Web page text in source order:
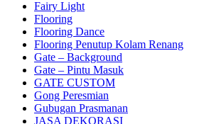
Fairy Light
Flooring
Flooring Dance
Flooring Penutup Kolam Renang
Gate – Background
Gate – Pintu Masuk
GATE CUSTOM
Gong Peresmian
Gubugan Prasmanan
JASA DEKORASI